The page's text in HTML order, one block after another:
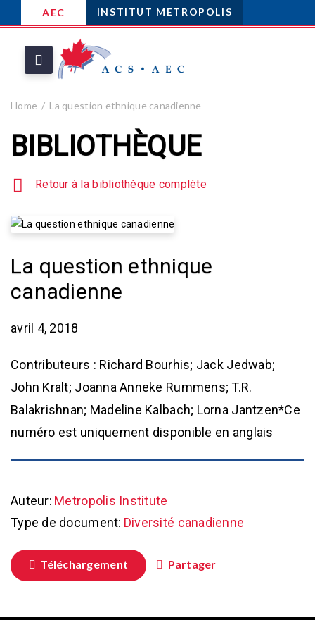
AEC INSTITUT METROPOLIS
Home La question ethnique canadienne
BIBLIOTHÈQUE
Retour à la bibliothèque complète
La question ethnique
canadienne
avril 4, 2018
Contributeurs : Richard Bourhis; Jack Jedwab;
John Kralt; Joanna Anneke Rummens; T.R.
Balakrishnan; Madeline Kalbach; Lorna Jantzen*Ce
numéro est uniquement disponible en anglais
Auteur: Metropolis Institute
Type de document: Diversité canadienne
Téléchargement Partager